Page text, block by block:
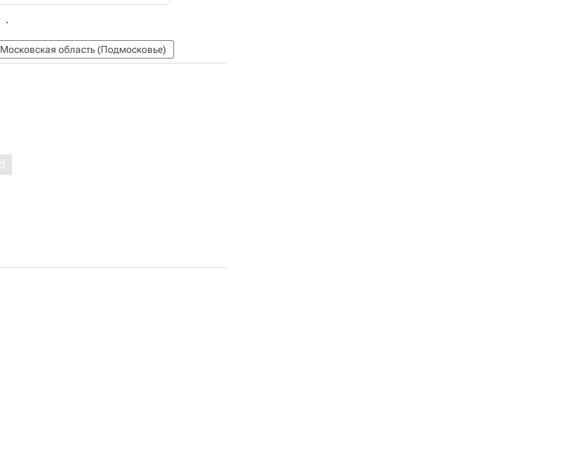
Московская область (Подмосковье)